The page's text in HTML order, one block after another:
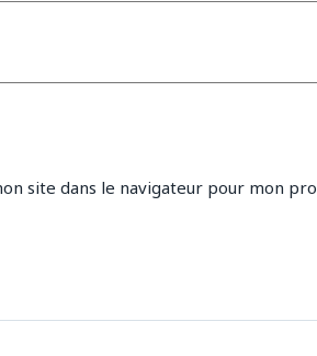
site dans le navigateur pour mon